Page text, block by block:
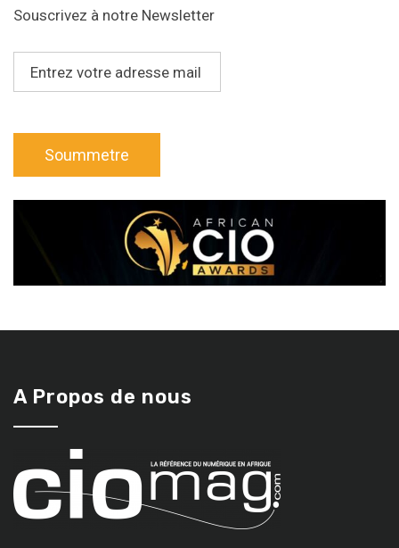
Souscrivez à notre Newsletter
A Propos de nous